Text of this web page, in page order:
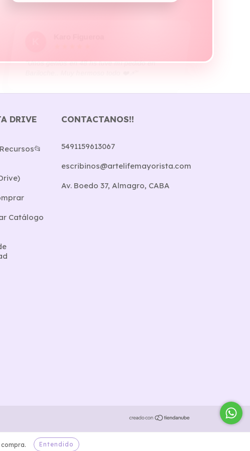
Entendido
DRIVE
Catálogo
CONTACTANOS!!
5491159613067
escribinos@artelifemayorista.com
Av. Boedo 37, Almagro, CABA